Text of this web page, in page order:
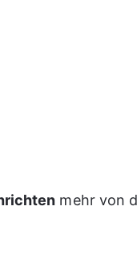
mehr von